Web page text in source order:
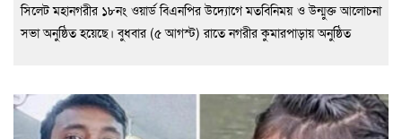
সিলেট মহানগরীর ১৮নং ওয়ার্ড বিএনপির উদ্যোগে মতবিনিময় ও উন্মুক্ত আলোচনা
সভা অনুষ্ঠিত হয়েছে। বুধবার (৫ আগস্ট) রাতে নগরীর কুমারপাড়ায় অনুষ্ঠিত